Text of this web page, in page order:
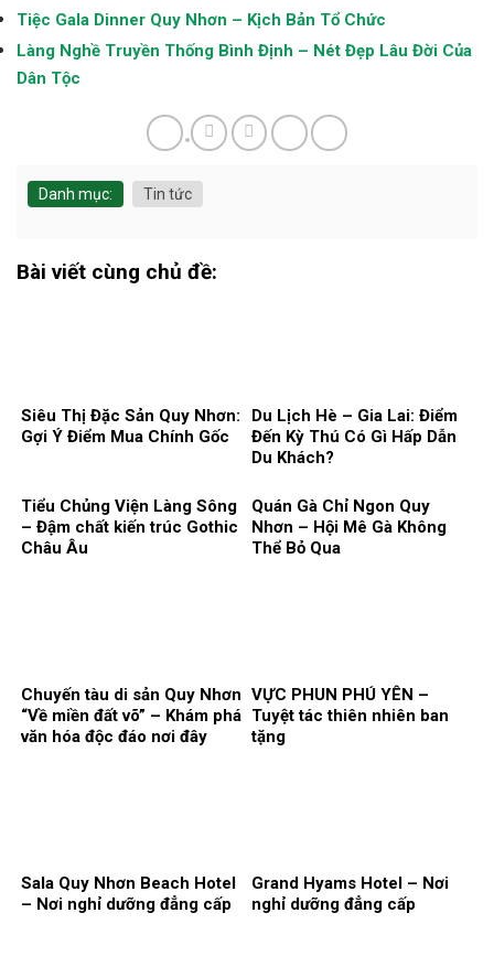
Tiệc Gala Dinner Quy Nhơn – Kịch Bản Tổ Chức
Làng Nghề Truyền Thống Bình Định – Nét Đẹp Lâu Đời Của
Dân Tộc
Danh mục: Tin tức
Bài viết cùng chủ đề:
Siêu Thị Đặc Sản Quy Nhơn:
Gợi Ý Điểm Mua Chính Gốc
Du Lịch Hè – Gia Lai: Điểm
Đến Kỳ Thú Có Gì Hấp Dẫn
Du Khách?
Tiểu Chủng Viện Làng Sông
– Đậm chất kiến trúc Gothic
Châu Âu
Quán Gà Chỉ Ngon Quy
Nhơn – Hội Mê Gà Không
Thể Bỏ Qua
Chuyến tàu di sản Quy Nhơn
“Về miền đất võ” – Khám phá
văn hóa độc đáo nơi đây
VỰC PHUN PHÚ YÊN –
Tuyệt tác thiên nhiên ban
tặng
Sala Quy Nhơn Beach Hotel
– Nơi nghỉ dưỡng đẳng cấp
Grand Hyams Hotel – Nơi
nghỉ dưỡng đẳng cấp